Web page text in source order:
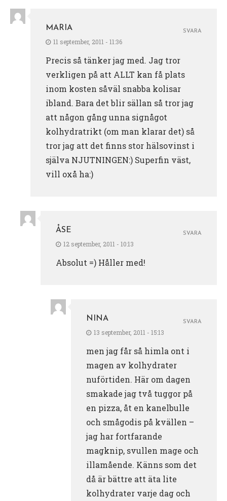
MARIA
11 september, 2011 - 11:36
Precis så tänker jag med. Jag tror
verkligen på att ALLT kan få plats
inom kosten såväl snabba kolisar
ibland. Bara det blir sällan så tror jag
att någon gång unna signågot
kolhydratrikt (om man klarar det) så
tror jag att det finns stor hälsovinst i
själva NJUTNINGEN:) Superfin väst,
vill oxå ha:)
SVARA
ÅSE
12 september, 2011 - 10:13
Absolut =) Håller med!
SVARA
NINA
13 september, 2011 - 15:13
men jag får så himla ont i
magen av kolhydrater
nuförtiden. Här om dagen
smakade jag två tuggor på
en pizza, åt en kanelbulle
och smågodis på kvällen –
jag har fortfarande
magknip, svullen mage och
illamående. Känns som det
då är bättre att äta lite
kolhydrater varje dag och
SVARA